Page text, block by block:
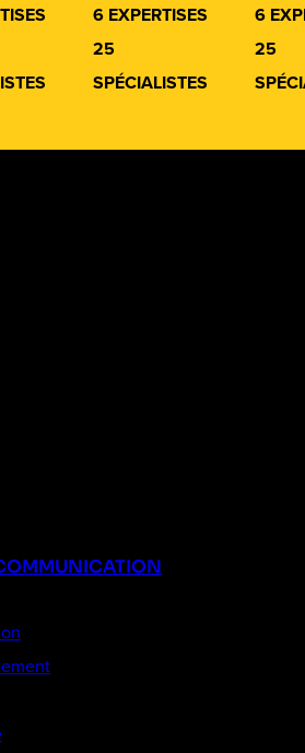
6 EXPERTISES
25
SPÉCIALISTES
6
25